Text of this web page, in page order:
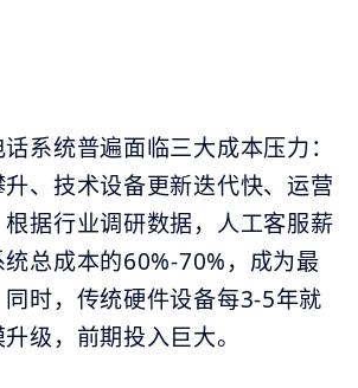
系统普遍面临三大成本压力：
、技术设备更新迭代快、运营
据行业调研数据，人工客服薪
总成本的60%-70%，成为最
时，传统硬件设备每3-5年就
级，前期投入巨大。